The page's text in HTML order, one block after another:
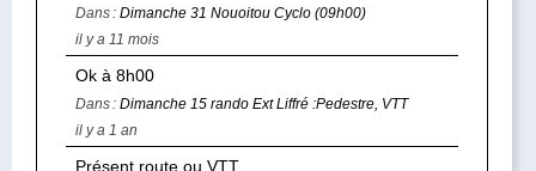
Dans : Dimanche 31 Nouoitou Cyclo (09h00)
il y a 11 mois
Ok à 8h00
Dans : Dimanche 15 rando Ext Liffré :Pedestre, VTT
il y a 1 an
Présent route ou VTT